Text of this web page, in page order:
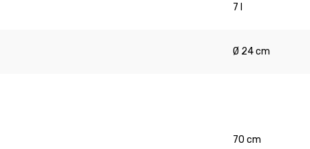
7 l
Ø 24 cm
70 cm